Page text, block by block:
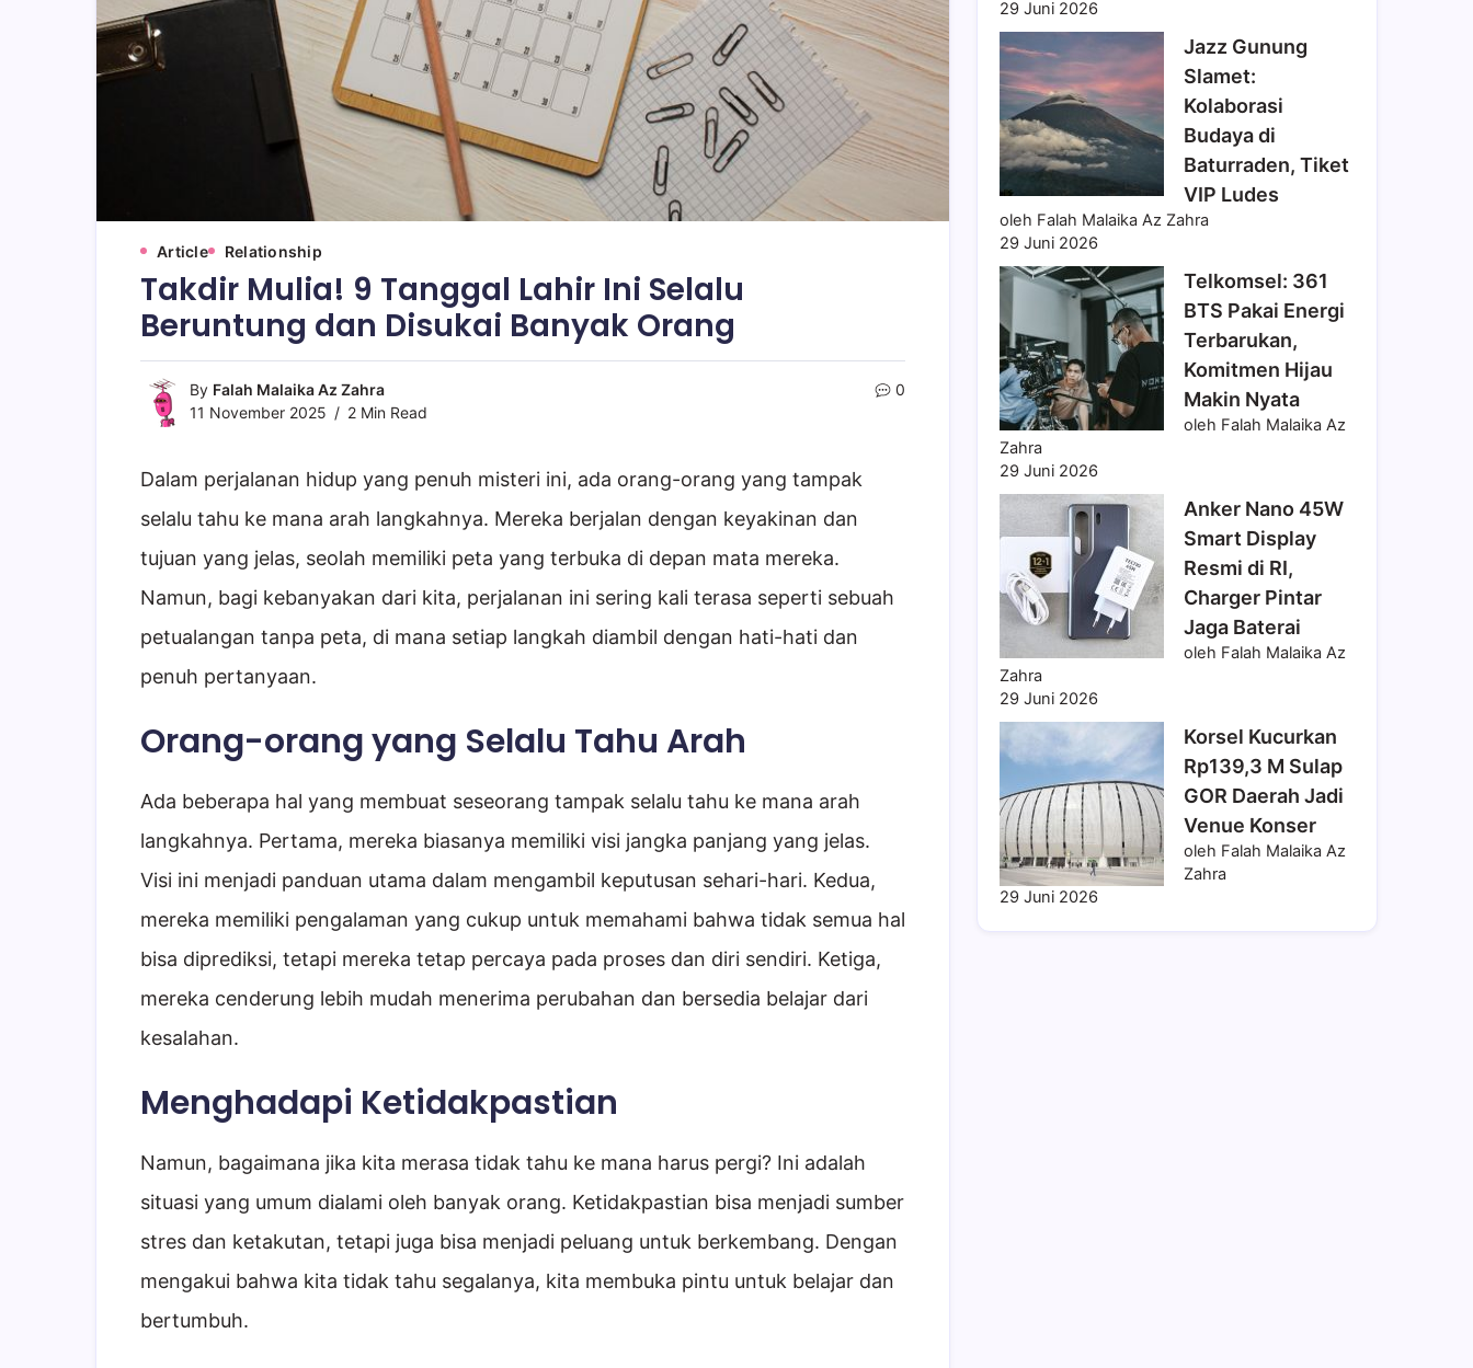
Article Relationship
Takdir Mulia! 9 Tanggal Lahir Ini Selalu
Beruntung dan Disukai Banyak Orang
By Falah Malaika Az Zahra
11 November 2025
2 Min Read
0
Dalam perjalanan hidup yang penuh misteri ini, ada orang-orang yang tampak
selalu tahu ke mana arah langkahnya. Mereka berjalan dengan keyakinan dan
tujuan yang jelas, seolah memiliki peta yang terbuka di depan mata mereka.
Namun, bagi kebanyakan dari kita, perjalanan ini sering kali terasa seperti sebuah
petualangan tanpa peta, di mana setiap langkah diambil dengan hati-hati dan
penuh pertanyaan.
Orang-orang yang Selalu Tahu Arah
Ada beberapa hal yang membuat seseorang tampak selalu tahu ke mana arah
langkahnya. Pertama, mereka biasanya memiliki visi jangka panjang yang jelas.
Visi ini menjadi panduan utama dalam mengambil keputusan sehari-hari. Kedua,
mereka memiliki pengalaman yang cukup untuk memahami bahwa tidak semua hal
bisa diprediksi, tetapi mereka tetap percaya pada proses dan diri sendiri. Ketiga,
mereka cenderung lebih mudah menerima perubahan dan bersedia belajar dari
kesalahan.
Menghadapi Ketidakpastian
Namun, bagaimana jika kita merasa tidak tahu ke mana harus pergi? Ini adalah
situasi yang umum dialami oleh banyak orang. Ketidakpastian bisa menjadi sumber
stres dan ketakutan, tetapi juga bisa menjadi peluang untuk berkembang. Dengan
mengakui bahwa kita tidak tahu segalanya, kita membuka pintu untuk belajar dan
bertumbuh.
29 Juni 2026
Jazz Gunung
Slamet:
Kolaborasi
Budaya di
Baturraden, Tiket
VIP Ludes
oleh Falah Malaika Az Zahra
29 Juni 2026
Telkomsel: 361
BTS Pakai Energi
Terbarukan,
Komitmen Hijau
Makin Nyata
oleh Falah Malaika Az
Zahra
29 Juni 2026
Anker Nano 45W
Smart Display
Resmi di RI,
Charger Pintar
Jaga Baterai
oleh Falah Malaika Az
Zahra
29 Juni 2026
Korsel Kucurkan
Rp139,3 M Sulap
GOR Daerah Jadi
Venue Konser
oleh Falah Malaika Az
Zahra
29 Juni 2026